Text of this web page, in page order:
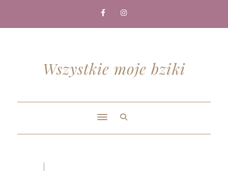
Wszystkie moje bziki